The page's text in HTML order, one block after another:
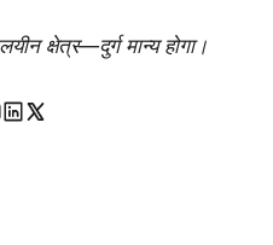
क्षेत्र—दुर्ग मान्य होगा।